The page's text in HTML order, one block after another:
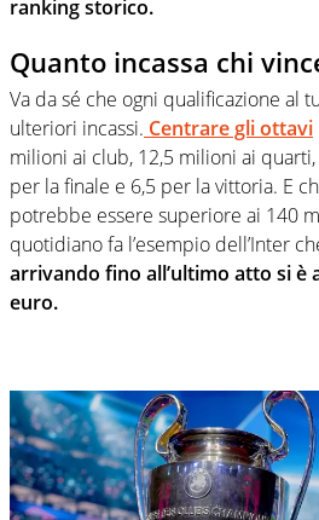
ranking storico.
Quanto incassa chi
Va da sé che ogni qualificazione al
ulteriori incassi. Centrare gli ottavi
milioni ai club, 12,5 milioni ai
per la finale e 6,5 per la vittoria. E
potrebbe essere superiore ai 140
quotidiano fa l’esempio dell’Inter
arrivando fino all’ultimo atto si è
euro.